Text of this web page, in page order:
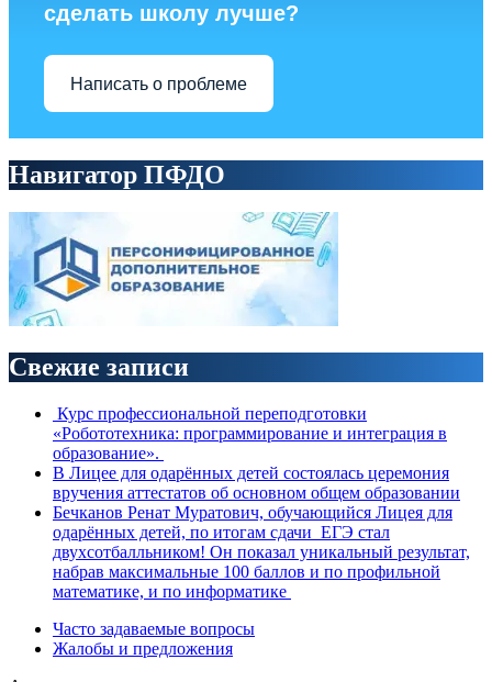
сделать школу лучше?
Написать о проблеме
Навигатор ПФДО
Свежие записи
Курс профессиональной переподготовки
«Робототехника: программирование и интеграция в
образование».
В Лицее для одарённых детей состоялась церемония
вручения аттестатов об основном общем образовании
Бечканов Ренат Муратович, обучающийся Лицея для
одарённых детей, по итогам сдачи ЕГЭ стал
двухсотбалльником! Он показал уникальный результат,
набрав максимальные 100 баллов и по профильной
математике, и по информатике
Часто задаваемые вопросы
Жалобы и предложения